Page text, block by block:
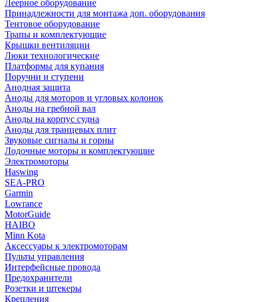
Леерное оборудование
Принадлежности для монтажа доп. оборудования
Тентовое оборудование
Трапы и комплектующие
Крышки вентиляции
Люки технологические
Платформы для купания
Поручни и ступени
Анодная защита
Аноды для моторов и угловых колонок
Аноды на гребной вал
Аноды на корпус судна
Аноды для транцевых плит
Звуковые сигналы и горны
Лодочные моторы и комплектующие
Электромоторы
Haswing
SEA-PRO
Garmin
Lowrance
MotorGuide
HAIBO
Minn Kota
Аксессуары к электромоторам
Пульты управления
Интерфейсные провода
Предохранители
Розетки и штекеры
Крепления